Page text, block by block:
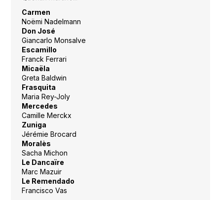
Carmen
Noëmi Nadelmann
Don José
Giancarlo Monsalve
Escamillo
Franck Ferrari
Micaëla
Greta Baldwin
Frasquita
Maria Rey-Joly
Mercedes
Camille Merckx
Zuniga
Jérémie Brocard
Moralès
Sacha Michon
Le Dancaïre
Marc Mazuir
Le Remendado
Francisco Vas